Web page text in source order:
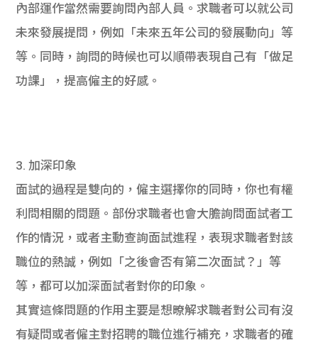
內部運作當然需要詢問內部人員。求職者可以就公司
未來發展提問，例如「未來五年公司的發展動向」等
等。同時，詢問的時候也可以順帶表現自己有「做足
功課」，提高僱主的好感。
3. 加深印象
面試的過程是雙向的，僱主選擇你的同時，你也有權
利問相關的問題。部份求職者也會大膽詢問面試者工
作的情況，或者主動查詢面試進程，表現求職者對該
職位的熱誠，例如「之後會否有第二次面試？」等
等，都可以加深面試者對你的印象。
其實這條問題的作用主要是想暸解求職者對公司有沒
有疑問或者僱主對招聘的職位進行補充，求職者的確